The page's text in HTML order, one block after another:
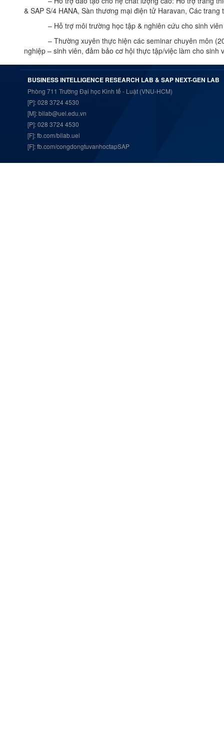
& SAP S/4 HANA, Sàn thương mại điện tử Haravan, Các trang
– Hỗ trợ môi trường học tập & nghiên cứu cho sinh viên
– Thường xuyên thực hiện các seminar chuyên môn (20
nghiệp – sinh viên, đảm bảo cơ hội thực tập/việc làm cho sinh
BUSINESS INTELLIGENCE RESEARCH LAB & SAP NEXT-GEN LAB
Phòng 711 Trường Đại học Kinh tế - Luật (VNU-HCM)
[P]: 028 3724 4530
[M]: bilab@uel.edu.vn
[P]: 028 3724 4530
[F]:fb.com/bilab.uel
[F]:fb.com/congdongtuvanhoctapSAP